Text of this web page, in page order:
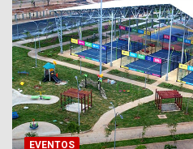
EVENTOS